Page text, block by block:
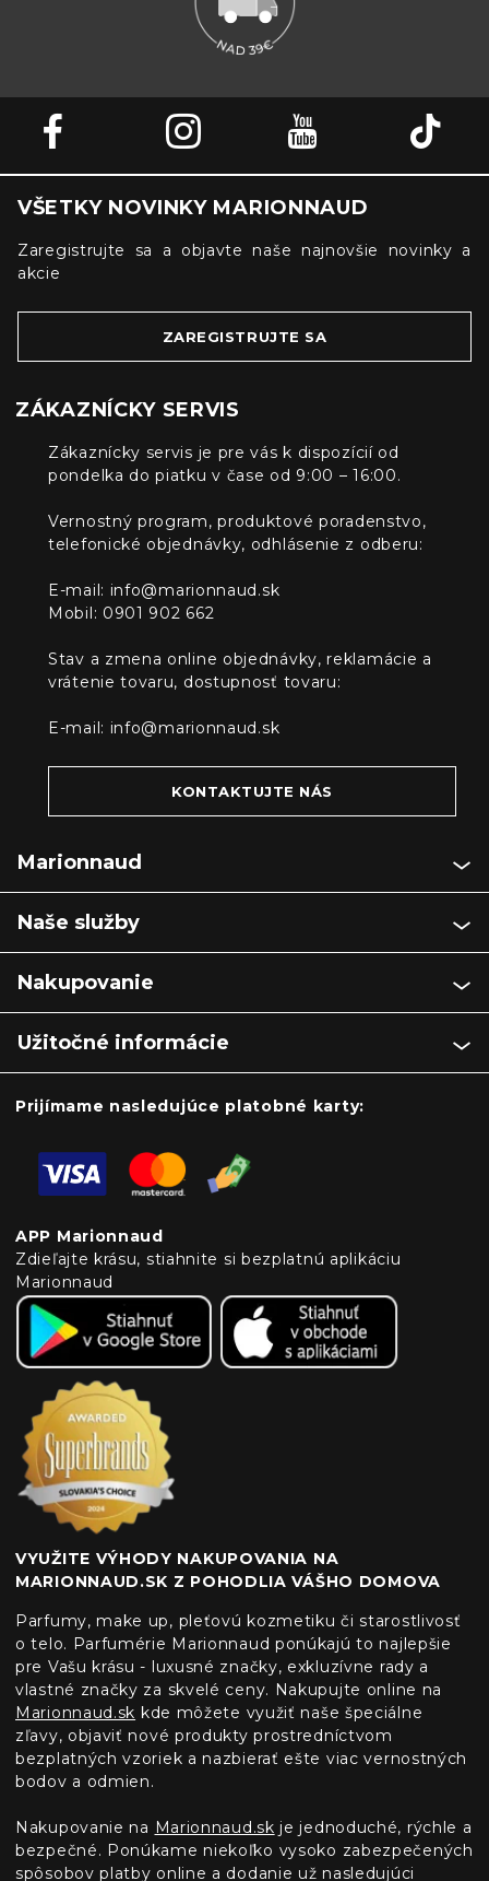
VŠETKY NOVINKY MARIONNAUD
Zaregistrujte sa a objavte naše najnovšie novinky a
akcie
ZAREGISTRUJTE SA
ZÁKAZNÍCKY SERVIS
Zákaznícky servis je pre vás k dispozícií od
pondelka do piatku v čase od 9:00 – 16:00.
Vernostný program, produktové poradenstvo,
telefonické objednávky, odhlásenie z odberu:
E-mail: info@marionnaud.sk
Mobil: 0901 902 662
Stav a zmena online objednávky, reklamácie a
vrátenie tovaru, dostupnosť tovaru:
E-mail: info@marionnaud.sk
KONTAKTUJTE NÁS
Marionnaud
Naše služby
Nakupovanie
Užitočné informácie
Prijímame nasledujúce platobné karty:
APP Marionnaud
Zdieľajte krásu, stiahnite si bezplatnú aplikáciu
Marionnaud
VYUŽITE VÝHODY NAKUPOVANIA NA
MARIONNAUD.SK Z POHODLIA VÁŠHO DOMOVA
Parfumy, make up, pleťovú kozmetiku či starostlivosť
o telo. Parfumérie Marionnaud ponúkajú to najlepšie
pre Vašu krásu - luxusné značky, exkluzívne rady a
vlastné značky za skvelé ceny. Nakupujte online na
Marionnaud.sk kde môžete využiť naše špeciálne
zľavy, objaviť nové produkty prostredníctvom
bezplatných vzoriek a nazbierať ešte viac vernostných
bodov a odmien.
Nakupovanie na Marionnaud.sk je jednoduché, rýchle a
bezpečné. Ponúkame niekoľko vysoko zabezpečených
spôsobov platby online a dodanie už nasledujúci